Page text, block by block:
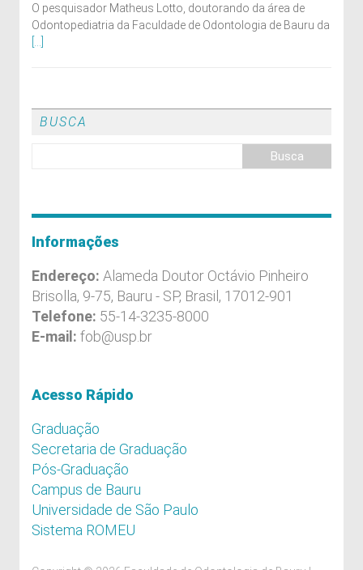
O pesquisador Matheus Lotto, doutorando da área de
Odontopediatria da Faculdade de Odontologia de Bauru da
BUSCA
Informações
Endereço: Alameda Doutor Octávio Pinheiro
Brisolla, 9-75, Bauru - SP, Brasil, 17012-901
Telefone: 55-14-3235-8000
E-mail: fob@usp.br
Acesso Rápido
Graduação
Secretaria de Graduação
Pós-Graduação
Campus de Bauru
Universidade de São Paulo
Sistema ROMEU